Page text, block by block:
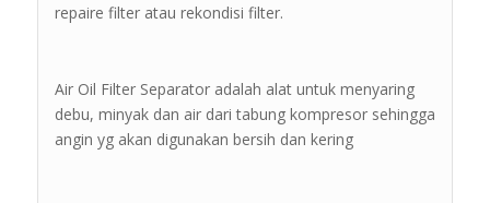
repaire filter atau rekondisi filter.
Air Oil Filter Separator adalah alat untuk menyaring
debu, minyak dan air dari tabung kompresor sehingga
angin yg akan digunakan bersih dan kering